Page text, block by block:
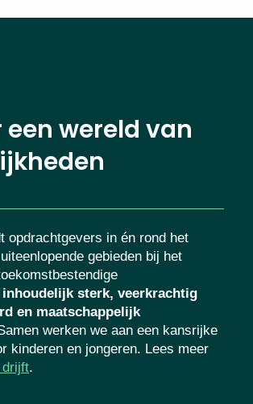
een wereld van
opdrachtgevers in én rond het
gebieden bij het
inhoudelijk sterk, veerkrachtig
en maatschappelijk
werken we aan een kansrijke
kinderen en jongeren. Lees meer
drijft.